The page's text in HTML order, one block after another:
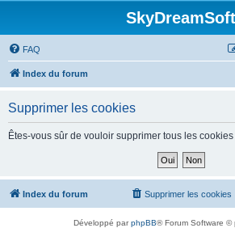
SkyDreamSoft
FAQ
Index du forum
Supprimer les cookies
Êtes-vous sûr de vouloir supprimer tous les
Index du forum Supprimer les cookies
Développé parphpBB® Forum Software ©